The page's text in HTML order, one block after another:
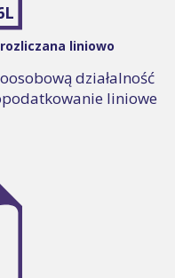
liniowo
działalność
liniowe